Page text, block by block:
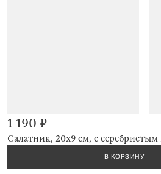
Салатник, 20х9 см, с
1 190 ₽
В КОРЗИНУ